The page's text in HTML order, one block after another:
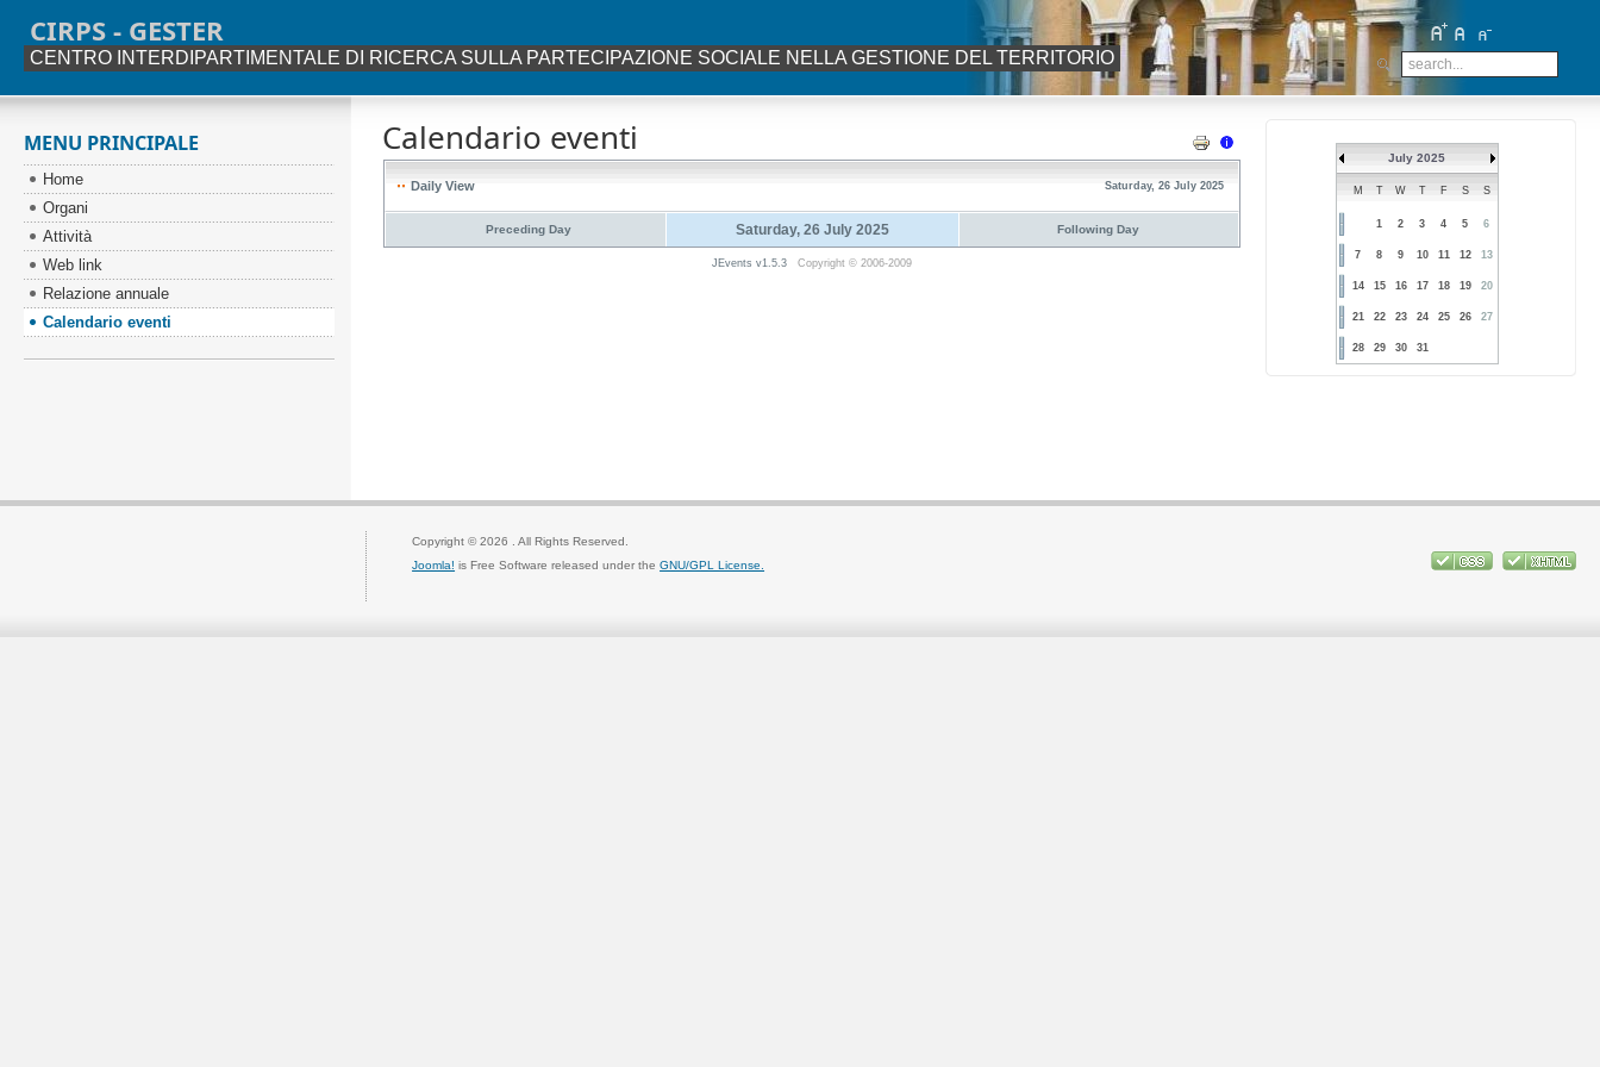
CIRPS - GESTER
CENTRO INTERDIPARTIMENTALE DI RICERCA SULLA PARTECIPAZIONE SOCIALE NELLA GESTIONE DEL TERRITORIO
Calendario eventi
Daily View Saturday, 26 July 2025
Preceding Day Saturday, 26 July 2025 Following Day
JEvents v1.5.3 Copyright © 2006-2009
MENU PRINCIPALE
Home
Organi
Attività
Web link
Relazione annuale
Calendario eventi
July 2025
M T W T F S S
1 2 3 4 5 6
7 8 9 10 11 12 13
14 15 16 17 18 19 20
21 22 23 24 25 26 27
28 29 30 31
Copyright © 2026 . All Rights Reserved.
Joomla! is Free Software released under theGNU/GPL License.